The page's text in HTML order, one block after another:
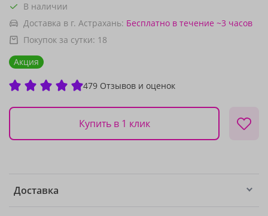
В наличии
Доставка в г. Астрахань: Бесплатно в течение ~3 часов
Покупок за сутки: 18
Акция
479 Отзывов и оценок
Купить в 1 клик
Доставка